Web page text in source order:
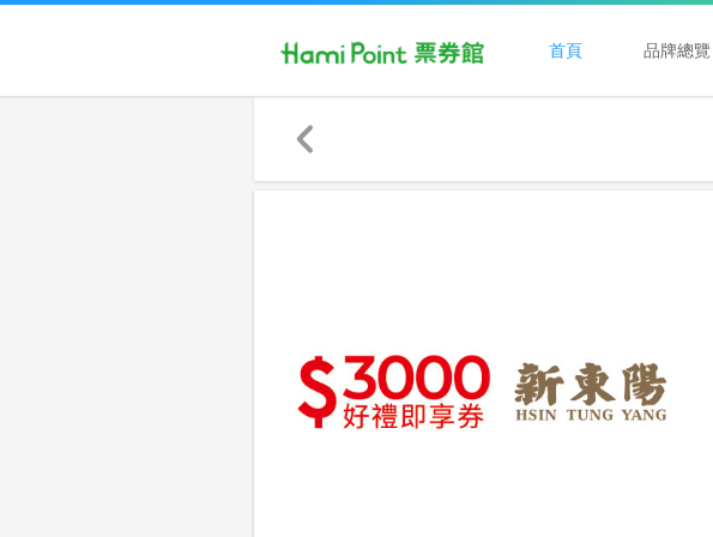
首頁 品牌總覽